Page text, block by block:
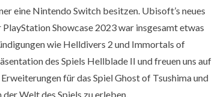
eine Nintendo Switch besitzen. Ubisoft’s neues
Showcase 2023 war insgesamt etwas
wie Helldivers 2 und Immortals of
des Spiels Hellblade II und freuen uns auf
für das Spiel Ghost of Tsushima und
Welt des Spiels zu erleben.